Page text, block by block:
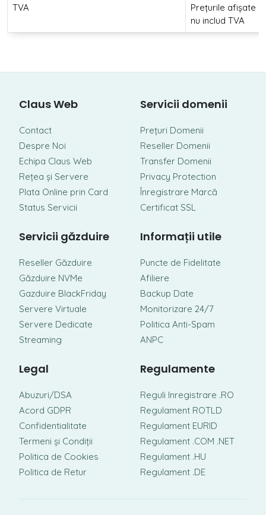
TVA
Prețurile afișate
nu includ TVA
Claus Web
Contact
Despre Noi
Echipa Claus Web
Rețea și Servere
Plata Online prin Card
Status Servicii
Servicii domenii
Prețuri Domenii
Reseller Domenii
Transfer Domenii
Privacy Protection
Înregistrare Marcă
Certificat SSL
Servicii găzduire
Reseller Găzduire
Găzduire NVMe
Gazduire BlackFriday
Servere Virtuale
Servere Dedicate
Streaming
Informații utile
Puncte de Fidelitate
Afiliere
Backup Date
Monitorizare 24/7
Politica Anti-Spam
ANPC
Legal
Abuzuri/DSA
Acord GDPR
Confidentialitate
Termeni și Condiții
Politica de Cookies
Politica de Retur
Regulamente
Reguli Inregistrare .RO
Regulament ROTLD
Regulament EURID
Regulament .COM .NET
Regulament .HU
Regulament .DE